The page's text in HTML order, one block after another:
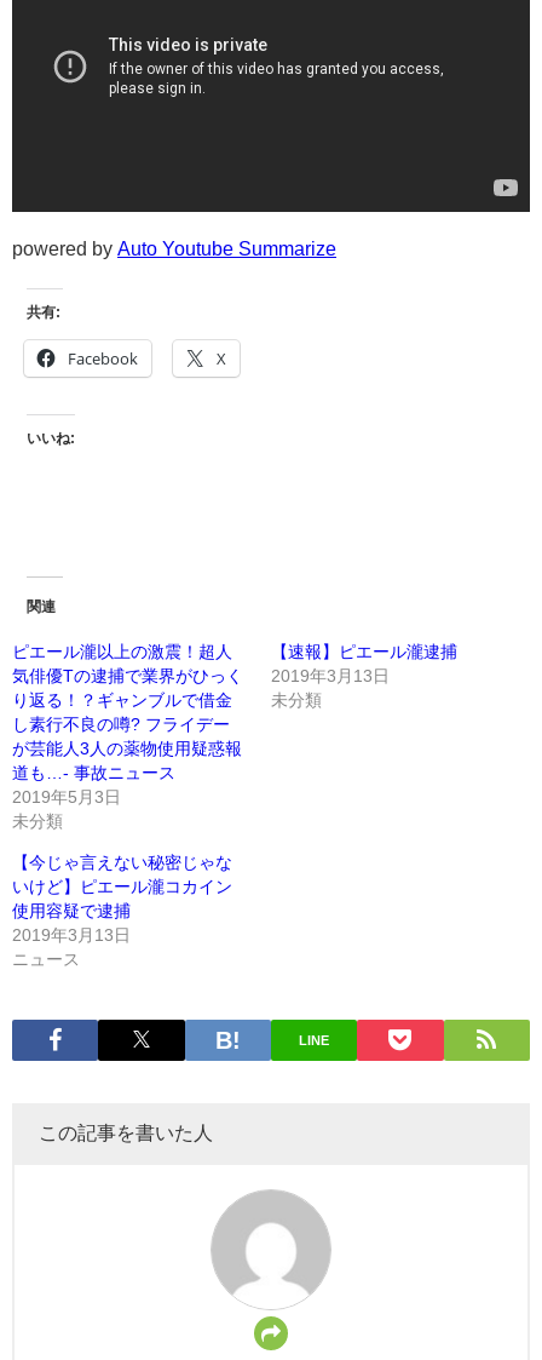
powered by Auto Youtube Summarize
共有:
Facebook X
いいね:
関連
ピエール瀧以上の激震！超人
気俳優Tの逮捕で業界がひっく
り返る！？ギャンブルで借金
し素行不良の噂? フライデー
が芸能人3人の薬物使用疑惑報
道も…- 事故ニュース
2019年5月3日
未分類
【速報】ピエール瀧逮捕
2019年3月13日
未分類
【今じゃ言えない秘密じゃな
いけど】ピエール瀧コカイン
使用容疑で逮捕
2019年3月13日
ニュース
LINE
この記事を書いた人